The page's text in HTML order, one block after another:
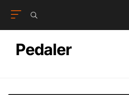
Pedaler